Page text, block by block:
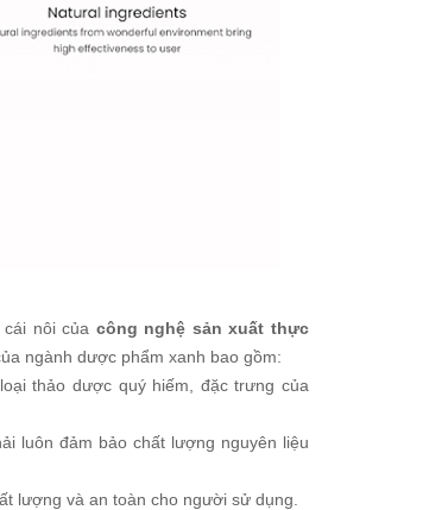
nôi của công nghệ sản xuất thực
ngành dược phẩm xanh bao gồm:
thảo dược quý hiếm, đặc trưng của
luôn đảm bảo chất lượng nguyên liệu
lượng và an toàn cho người sử dụng.